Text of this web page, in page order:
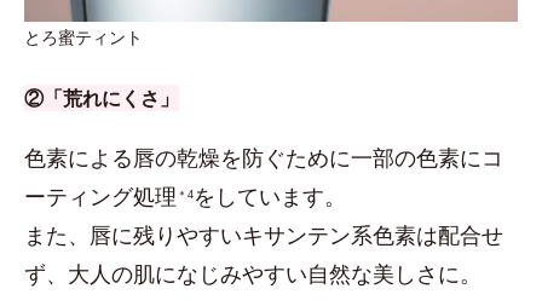
とろ蜜ティント
②「荒れにくさ」
色素による唇の乾燥を防ぐために一部の色素にコ
ーティング処理 ＊4をしています。
また、唇に残りやすいキサンテン系色素は配合せ
ず、大人の肌になじみやすい自然な美しさに。